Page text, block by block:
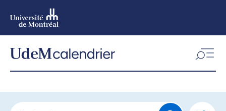
Aller